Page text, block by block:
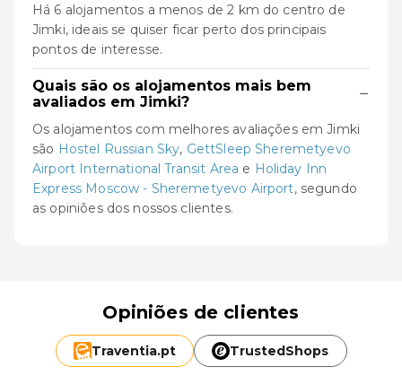
Há 6 alojamentos a menos de 2 km do centro de
Jimki, ideais se quiser ficar perto dos principais
pontos de interesse.
Quais são os alojamentos mais bem
avaliados em Jimki?
−
Os alojamentos com melhores avaliações em Jimki
são Hostel Russian Sky, GettSleep Sheremetyevo
Airport International Transit Area e Holiday Inn
Express Moscow - Sheremetyevo Airport, segundo
as opiniões dos nossos clientes.
Opiniões de clientes
Traventia.pt TrustedShops